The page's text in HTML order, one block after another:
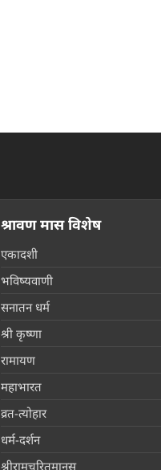
श्रावण मास विशेष
एकादशी
भविष्यवाणी
सनातन धर्म
श्री कृष्णा
रामायण
महाभारत
व्रत-त्योहार
धर्म-दर्शन
श्रीरामचरितमानस